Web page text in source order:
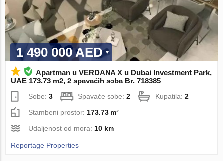
1 490 000 AED
Apartman u VERDANA X u Dubai Investment Park,
UAE 173.73 m2, 2 spavaćih soba Br. 718385
Sobe:3 Spavaće sobe:2 Kupatila:2
Stambeni prostor: 173.73 m²
Udaljenost od mora: 10 km
Reportage Properties